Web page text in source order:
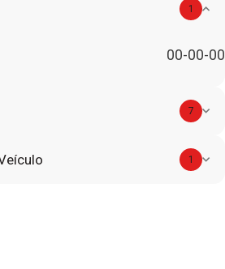
1
00-00-00
7
1